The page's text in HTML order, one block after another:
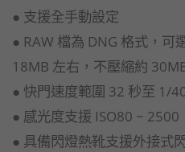
● 支援全手動設定
● RAW 檔為 DNG 格式，可
18MB 左右，不壓縮約 30MB
● 快門速度範圍 32 秒至 1/
● 感光度支援 ISO80 ~ 2500
● 具備閃燈熱靴支援外接式